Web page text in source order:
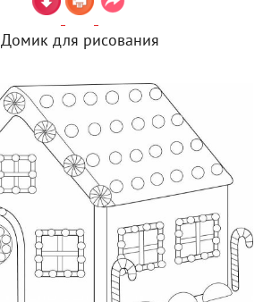
Домик для рисования